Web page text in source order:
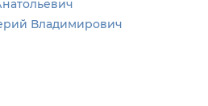
Владимирович